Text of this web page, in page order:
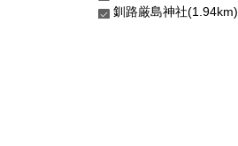
釧路厳島神社(1.94km)